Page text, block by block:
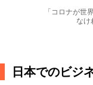
「コロナが世
なけ
日本でのビジ